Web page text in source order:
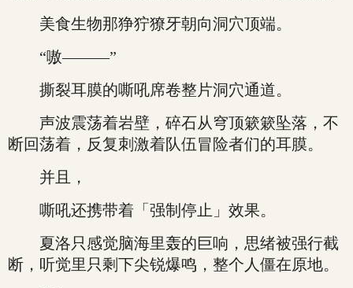
美食生物那狰狞獠牙朝向洞穴顶端。
“嗷———”
撕裂耳膜的嘶吼席卷整片洞穴通道。
声波震荡着岩壁，碎石从穹顶簌簌坠落，不
断回荡着，反复刺激着队伍冒险者们的耳膜。
并且，
嘶吼还携带着「强制停止」效果。
夏洛只感觉脑海里轰的巨响，思绪被强行截
断，听觉里只剩下尖锐爆鸣，整个人僵在原地。